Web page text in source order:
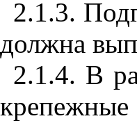
2.1.3.
должна
2.1.4. В